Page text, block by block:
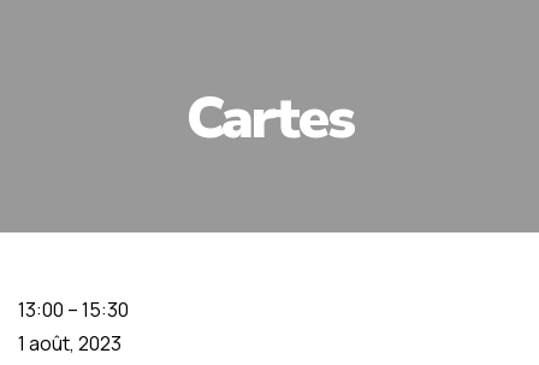
Cartes
13:00 –15:30
1 août, 2023